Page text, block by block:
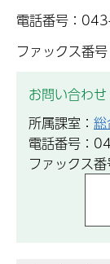
電話番号：
ファックス番
お問い合わせ
所属課室：
電話番号：
ファックス